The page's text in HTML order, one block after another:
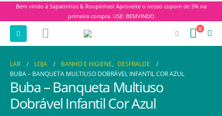
Bem vindo à Sapatinhos & Roupinhas! Aproveite o nosso cupom de 5% na
primeira compra. USE: BEMVINDO
0
LAR LOJA BANHO E HIGIENE, DESFRALDE
BUBA – BANQUETA MULTIUSO DOBRÁVEL INFANTIL COR AZUL
Buba – Banqueta Multiuso
Dobrável Infantil Cor Azul